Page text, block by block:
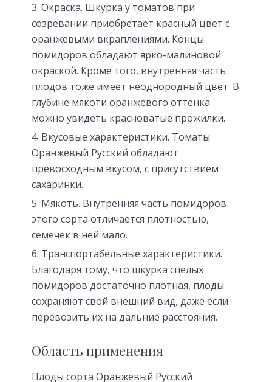
Окраска. Шкурка у томатов при
созревании приобретает красный цвет с
оранжевыми вкраплениями. Концы
помидоров обладают ярко-малиновой
окраской. Кроме того, внутренняя часть
плодов тоже имеет неоднородный цвет. В
глубине мякоти оранжевого оттенка
можно увидеть красноватые прожилки.
Вкусовые характеристики. Томаты
Оранжевый Русский обладают
превосходным вкусом, с присутствием
сахаринки.
Мякоть. Внутренняя часть помидоров
этого сорта отличается плотностью,
семечек в ней мало.
Транспортабельные характеристики.
Благодаря тому, что шкурка спелых
помидоров достаточно плотная, плоды
сохраняют свой внешний вид, даже если
перевозить их на дальние расстояния.
Область применения
Плоды сорта Оранжевый Русский